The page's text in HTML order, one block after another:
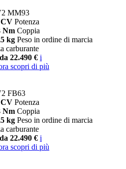
MM93
CV Potenza
Nm Coppia
kg Peso in ordine di marcia
carburante
22.490 € i
scopri di più
FB63
CV Potenza
Nm Coppia
kg Peso in ordine di marcia
carburante
22.490 € i
scopri di più